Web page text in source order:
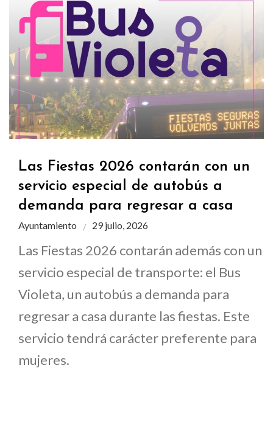
Las Fiestas 2026 contarán con un
servicio especial de autobús a
demanda para regresar a casa
Ayuntamiento 29 julio, 2026
Las Fiestas 2026 contarán además con un
servicio especial de transporte: el Bus
Violeta, un autobús a demanda para
regresar a casa durante las fiestas. Este
servicio tendrá carácter preferente para
mujeres.